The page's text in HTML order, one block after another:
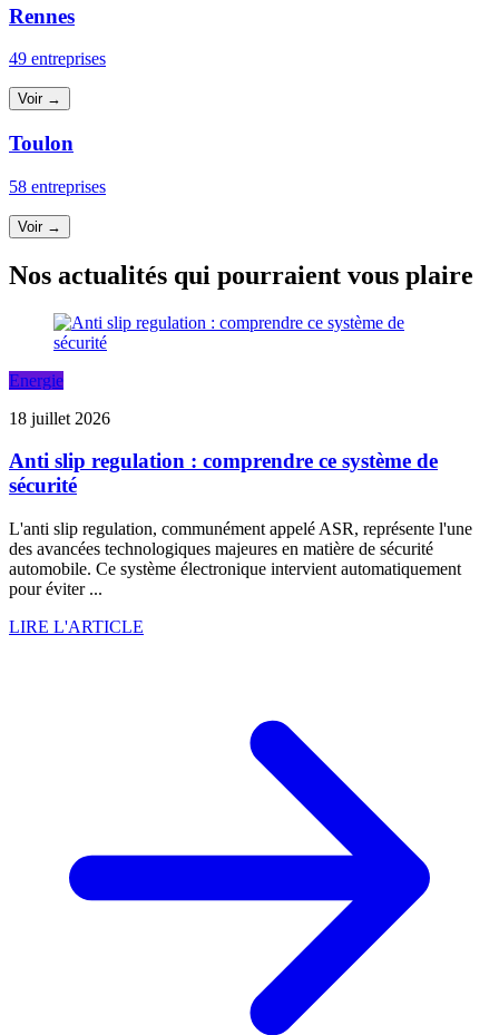
Rennes
49 entreprises
Voir →
Toulon
58 entreprises
Voir →
Nos actualités qui pourraient vous plaire
Energie
18 juillet 2026
Anti slip regulation : comprendre ce système de
sécurité
L'anti slip regulation, communément appelé ASR, représente l'une
des avancées technologiques majeures en matière de sécurité
automobile. Ce système électronique intervient automatiquement
pour éviter ...
LIRE L'ARTICLE